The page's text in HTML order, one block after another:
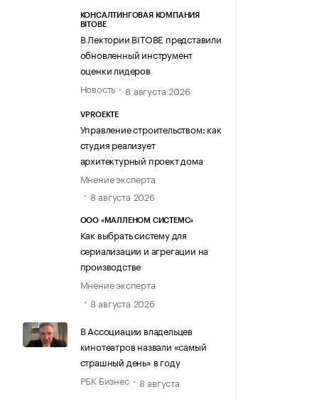
КОНСАЛТИНГОВАЯ КОМПАНИЯ
BITOBE
В Лектории BITOBE представили
обновленный инструмент
оценки лидеров
Новость
8 августа 2026
VPROEKTE
Управление строительством: как
студия реализует
архитектурный проект дома
Мнение эксперта
8 августа 2026
ООО «МАЛЛЕНОМ СИСТЕМС»
Как выбрать систему для
сериализации и агрегации на
производстве
Мнение эксперта
8 августа 2026
В Ассоциации владельцев
кинотеатров назвали «самый
страшный день» в году
РБК Бизнес
8 августа